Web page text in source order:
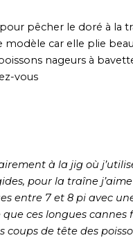
pêcher le doré à la
modèle car elle plie
nageurs à
vous
à la jig où
pour la traîne
entre 7 et 8 pi avec
ces longues cannes
coups de tête des